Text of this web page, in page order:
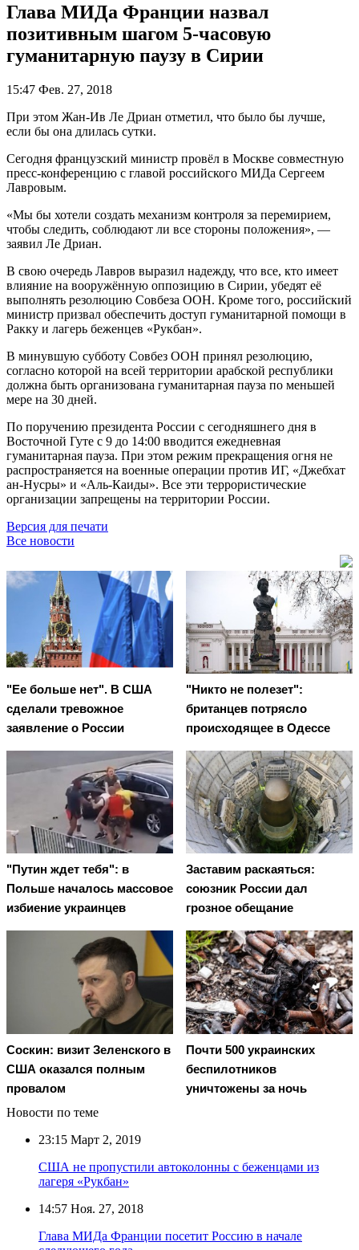
Глава МИДа Франции назвал
позитивным шагом 5-часовую
гуманитарную паузу в Сирии
15:47 Фев. 27, 2018
При этом Жан-Ив Ле Дриан отметил, что было бы лучше,
если бы она длилась сутки.
Сегодня французский министр провёл в Москве совместную
пресс-конференцию с главой российского МИДа Сергеем
Лавровым.
«Мы бы хотели создать механизм контроля за перемирием,
чтобы следить, соблюдают ли все стороны положения», —
заявил Ле Дриан.
В свою очередь Лавров выразил надежду, что все, кто имеет
влияние на вооружённую оппозицию в Сирии, убедят её
выполнять резолюцию Совбеза ООН. Кроме того, российский
министр призвал обеспечить доступ гуманитарной помощи в
Ракку и лагерь беженцев «Рукбан».
В минувшую субботу Совбез ООН принял резолюцию,
согласно которой на всей территории арабской республики
должна быть организована гуманитарная пауза по меньшей
мере на 30 дней.
По поручению президента России с сегодняшнего дня в
Восточной Гуте с 9 до 14:00 вводится ежедневная
гуманитарная пауза. При этом режим прекращения огня не
распространяется на военные операции против ИГ, «Джебхат
ан-Нусры» и «Аль-Каиды». Все эти террористические
организации запрещены на территории России.
Версия для печати
Все новости
"Ее больше нет". В США
сделали тревожное
заявление о России
"Никто не полезет":
британцев потрясло
происходящее в Одессе
"Путин ждет тебя": в
Польше началось массовое
избиение украинцев
Заставим раскаяться:
союзник России дал
грозное обещание
Соскин: визит Зеленского в
США оказался полным
провалом
Почти 500 украинских
беспилотников
уничтожены за ночь
Новости по теме
23:15 Март 2, 2019
США не пропустили автоколонны с беженцами из
лагеря «Рукбан»
14:57 Ноя. 27, 2018
Глава МИДа Франции посетит Россию в начале